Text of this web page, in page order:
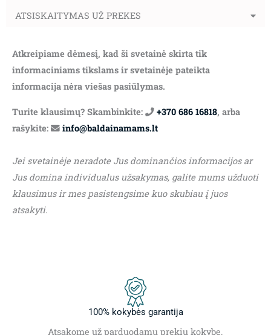
ATSISKAITYMAS UŽ PREKES
Atkreipiame dėmesį, kad ši svetainė skirta tik
informaciniams tikslams ir svetainėje pateikta
informacija nėra viešas pasiūlymas.
Turite klausimų? Skambinkite: +370 686 16818, arba
rašykite:
info@baldainamams.lt
Jei svetainėje neradote Jus dominančios informacijos ar
Jus domina individualus užsakymas, galite mums užduoti
klausimus ir mes pasistengsime kuo skubiau į juos
atsakyti.
100% kokybės garantija
Atsakome už parduodamų prekių kokybę.